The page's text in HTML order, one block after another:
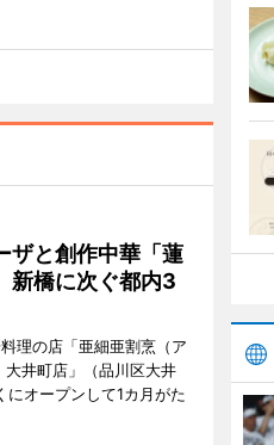
ザと創作中華「蓮
橋に次ぐ都内3
理の店「亜細亜割烹（ア
井町店」（品川区大井
にオープンして1カ月がた